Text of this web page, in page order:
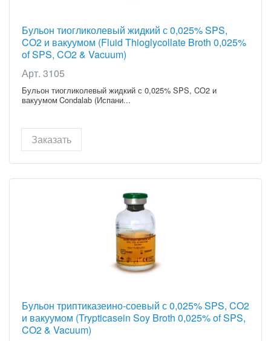
Бульон тиогликолевый жидкий с 0,025% SPS,
CO2 и вакуумом (Fluid Thioglycollate Broth 0,025%
of SPS, CO2 & Vacuum)
Арт. 3105
Бульон тиогликолевый жидкий с 0,025% SPS, CO2 и
вакуумом Condalab (Испани...
Заказать
Бульон триптиказеино-соевый с 0,025% SPS, CO2
и вакуумом (Trypticasein Soy Broth 0,025% of SPS,
CO2 & Vacuum)